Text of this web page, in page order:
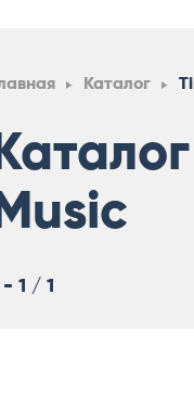
Каталог
- 1 / 1